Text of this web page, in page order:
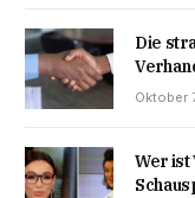
Die
Oktober
Wer ist